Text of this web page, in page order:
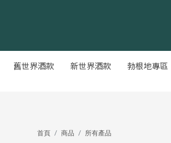
舊世界酒款 新世界酒款 勃根地專區
首頁 商品 所有產品